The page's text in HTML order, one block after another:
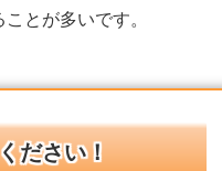
とが多いです。
ださい！